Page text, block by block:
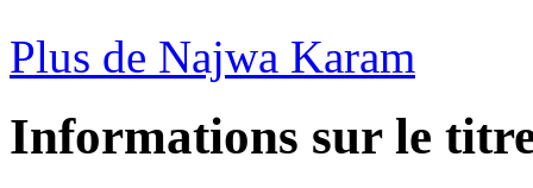
Plus de Najwa Karam
Informations sur le